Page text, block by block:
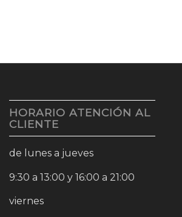
HORARIO ATENCIÓN AL
CLIENTE
de lunes a jueves
9:30 a 13:00 y 16:00 a 21:00
viernes